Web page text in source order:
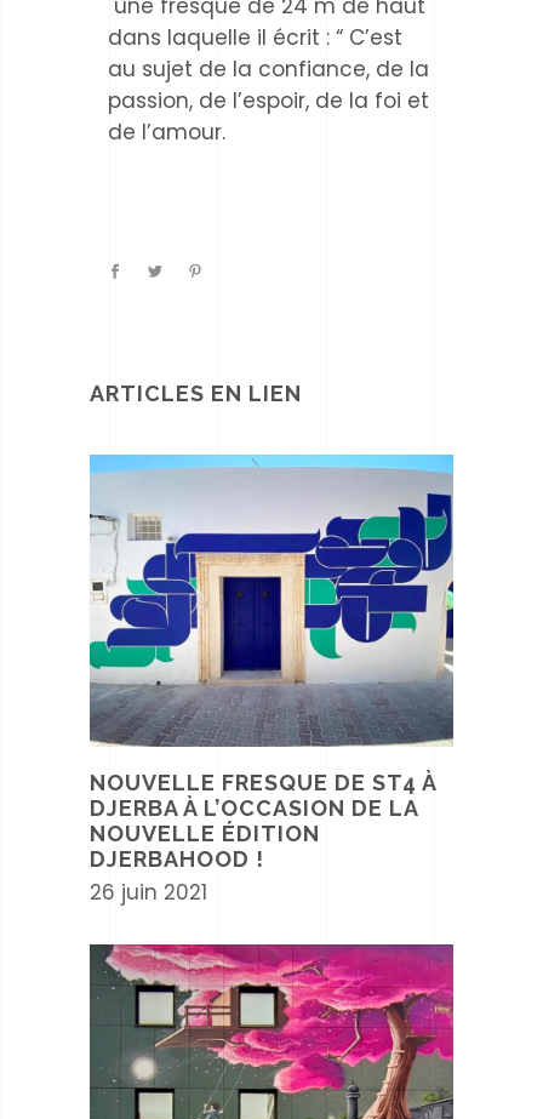
une fresque de 24 m de haut
dans laquelle il écrit : “ C’est
au sujet de la confiance, de la
passion, de l’espoir, de la foi et
de l’amour.
ARTICLES EN LIEN
NOUVELLE FRESQUE DE ST4 À
DJERBA À L’OCCASION DE LA
NOUVELLE ÉDITION
DJERBAHOOD !
26 juin 2021